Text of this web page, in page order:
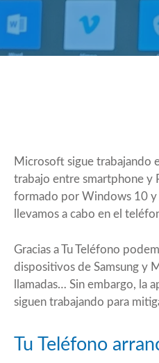
Microsoft sigue trabajando
trabajo entre smartphone y
formado por Windows 10 y
llevamos a cabo en el
Gracias a Tu Teléfono
dispositivos de Samsung y
llamadas… Sin embargo, la
siguen trabajando para
Tu Teléfono